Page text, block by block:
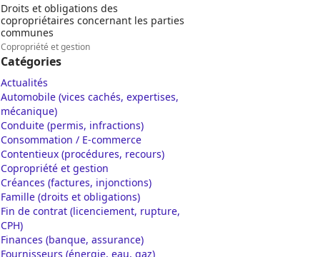
Droits et obligations des
copropriétaires concernant les parties
communes
Copropriété et gestion
Catégories
Actualités
Automobile (vices cachés, expertises,
mécanique)
Conduite (permis, infractions)
Consommation / E-commerce
Contentieux (procédures, recours)
Copropriété et gestion
Créances (factures, injonctions)
Famille (droits et obligations)
Fin de contrat (licenciement, rupture,
CPH)
Finances (banque, assurance)
Fournisseurs (énergie, eau, gaz)